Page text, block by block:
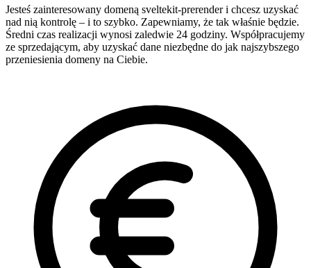
Jesteś zainteresowany domeną sveltekit-prerender i chcesz uzyskać
nad nią kontrolę – i to szybko. Zapewniamy, że tak właśnie będzie.
Średni czas realizacji wynosi zaledwie 24 godziny. Współpracujemy
ze sprzedającym, aby uzyskać dane niezbędne do jak najszybszego
przeniesienia domeny na Ciebie.